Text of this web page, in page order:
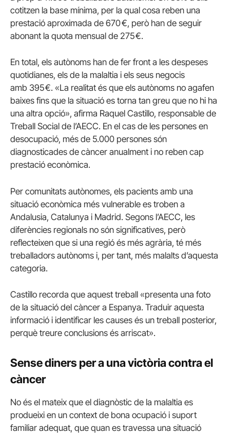
cotitzen la base mínima, per la qual cosa reben una
prestació aproximada de 670 €, però han de seguir
abonant la quota mensual de 275 €.
En total, els autònoms han de fer front a les despeses
quotidianes, els de la malaltia i els seus negocis
amb 395 €. «La realitat és que els autònoms no agafen
baixes fins que la situació es torna tan greu que no hi ha
una altra opció», afirma Raquel Castillo, responsable de
Treball Social de l’AECC. En el cas de les persones en
desocupació, més de 5.000 persones són
diagnosticades de càncer anualment i no reben cap
prestació econòmica.
Per comunitats autònomes, els pacients amb una
situació econòmica més vulnerable es troben a
Andalusia, Catalunya i Madrid. Segons l’AECC, les
diferències regionals no són significatives, però
reflecteixen que si una regió és més agrària, té més
treballadors autònoms i, per tant, més malalts d’aquesta
categoria.
Castillo recorda que aquest treball «presenta una foto
de la situació del càncer a Espanya. Traduir aquesta
informació i identificar les causes és un treball posterior,
perquè treure conclusions és arriscat».
Sense diners per a una victòria contra el
càncer
No és el mateix que el diagnòstic de la malaltia es
produeixi en un context de bona ocupació i suport
familiar adequat, que quan es travessa una situació